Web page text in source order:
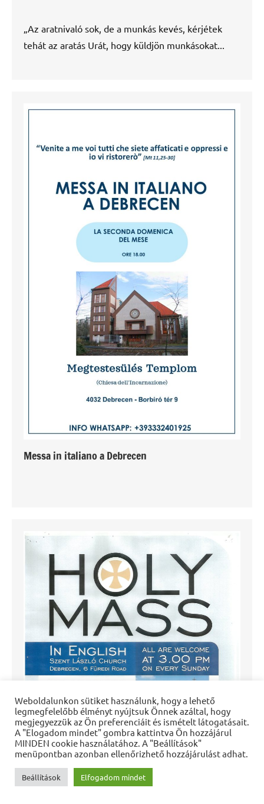
„Az aratnivaló sok, de a munkás kevés, kérjétek
tehát az aratás Urát, hogy küldjön munkásokat...
Messa in italiano a Debrecen
Weboldalunkon sütiket használunk, hogy a lehető
legmegfelelőbb élményt nyújtsuk Önnek azáltal, hogy
megjegyezzük az Ön preferenciáit és ismételt látogatásait.
A "Elogadom mindet" gombra kattintva Ön hozzájárul
MINDEN cookie használatához. A "Beállítások"
menüpontban azonban ellenőrizhető hozzájárulást adhat.
Beállítások Elfogadom mindet